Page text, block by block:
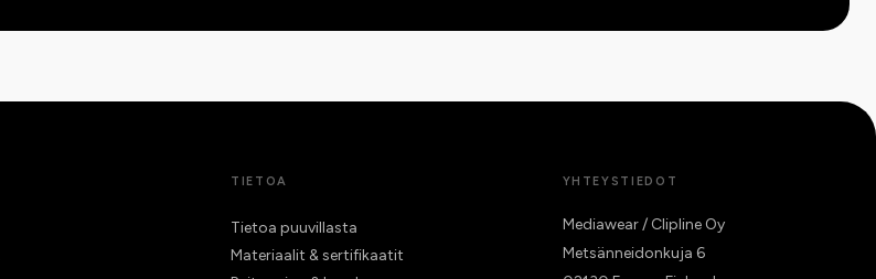
TIETOA
Tietoa puuvillasta
Materiaalit & sertifikaatit
YHTEYSTIEDOT
Mediawear / Clipline Oy
Metsänneidonkuja 6